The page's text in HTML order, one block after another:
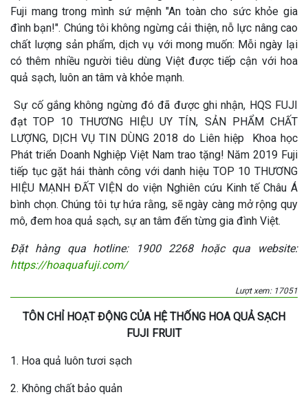
Fuji mang trong mình sứ mệnh "An toàn cho sức khỏe gia
đình bạn!". Chúng tôi không ngừng cải thiện, nỗ lực nâng cao
chất lượng sản phẩm, dịch vụ với mong muốn: Mỗi ngày lại
có thêm nhiều người tiêu dùng Việt được tiếp cận với hoa
quả sạch, luôn an tâm và khỏe mạnh.
Sự cố gắng không ngừng đó đã được ghi nhận, HQS FUJI
đạt TOP 10 THƯƠNG HIỆU UY TÍN, SẢN PHẨM CHẤT
LƯỢNG, DỊCH VỤ TIN DÙNG 2018 do Liên hiệp Khoa học
Phát triển Doanh Nghiệp Việt Nam trao tặng! Năm 2019 Fuji
tiếp tục gặt hái thành công với danh hiệu TOP 10 THƯƠNG
HIỆU MẠNH ĐẤT VIỆN do viện Nghiên cứu Kinh tế Châu Á
bình chọn. Chúng tôi tự hứa rằng, sẽ ngày càng mở rộng quy
mô, đem hoa quả sạch, sự an tâm đến từng gia đình Việt.
Đặt hàng qua hotline: 1900 2268 hoặc qua website:
https://hoaquafuji.com/
Lượt xem: 17051
TÔN CHỈ HOẠT ĐỘNG CỦA HỆ THỐNG HOA QUẢ SẠCH
FUJI FRUIT
1. Hoa quả luôn tươi sạch
2. Không chất bảo quản